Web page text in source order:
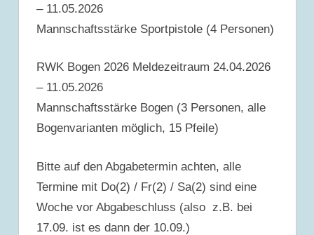
– 11.05.2026
Mannschaftsstärke Sportpistole (4 Personen)
RWK Bogen 2026 Meldezeitraum 24.04.2026
– 11.05.2026
Mannschaftsstärke Bogen (3 Personen, alle
Bogenvarianten möglich, 15 Pfeile)
Bitte auf den Abgabetermin achten, alle
Termine mit Do(2) / Fr(2) / Sa(2) sind eine
Woche vor Abgabeschluss (also z.B. bei
17.09. ist es dann der 10.09.)